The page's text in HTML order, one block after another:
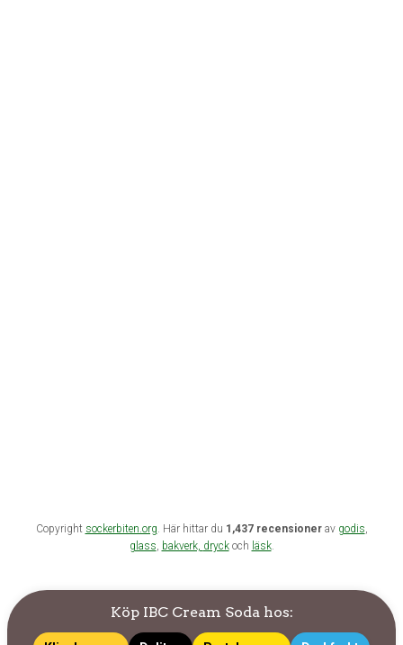
Köp IBC Cream Soda hos:
Copyright sockerbiten.org. Här hittar du 1,437 recensionerav godis,
glass, bakverk, dryckoch läsk.